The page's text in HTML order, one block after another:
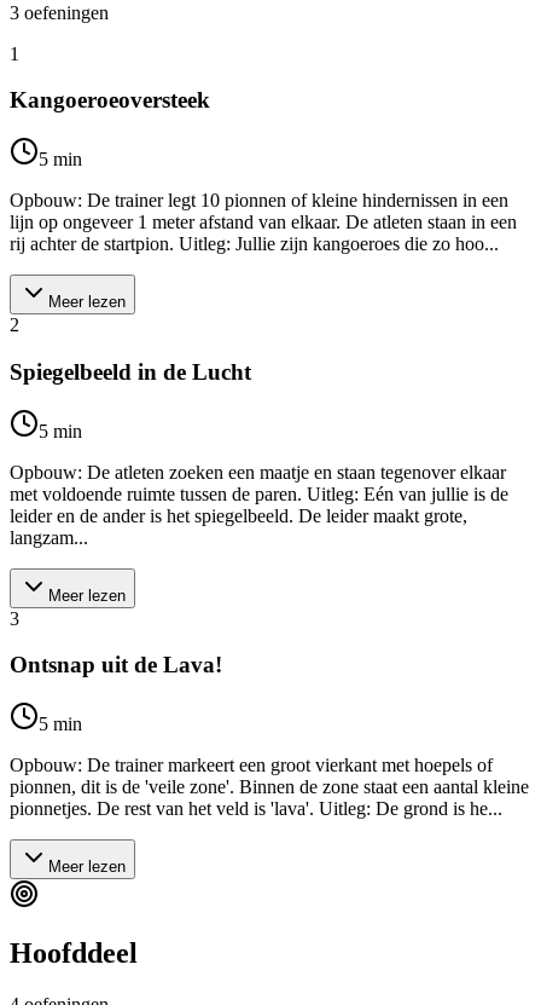
3 oefeningen
1
Kangoeroeoversteek
5 min
Opbouw: De trainer legt 10 pionnen of kleine hindernissen in een
lijn op ongeveer 1 meter afstand van elkaar. De atleten staan in een
rij achter de startpion. Uitleg: Jullie zijn kangoeroes die zo hoo...
Meer lezen
2
Spiegelbeeld in de Lucht
5 min
Opbouw: De atleten zoeken een maatje en staan tegenover elkaar
met voldoende ruimte tussen de paren. Uitleg: Eén van jullie is de
leider en de ander is het spiegelbeeld. De leider maakt grote,
langzam...
Meer lezen
3
Ontsnap uit de Lava!
5 min
Opbouw: De trainer markeert een groot vierkant met hoepels of
pionnen, dit is de 'veile zone'. Binnen de zone staat een aantal kleine
pionnetjes. De rest van het veld is 'lava'. Uitleg: De grond is he...
Meer lezen
Hoofddeel